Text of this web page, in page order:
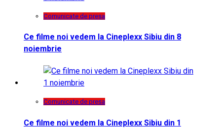
Comunicate de presa
Ce filme noi vedem la Cineplexx Sibiu din 8
noiembrie
Comunicate de presa
Ce filme noi vedem la Cineplexx Sibiu din 1